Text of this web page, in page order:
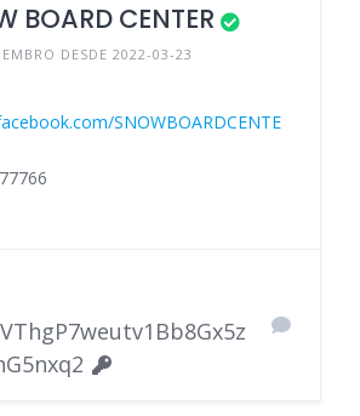
BOARD CENTER
DESDE 2022-03-23
SNOWBOARDCENTE